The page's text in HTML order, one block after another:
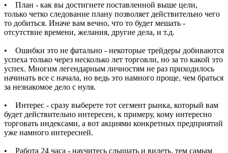
• План - как вы достигнете поставленной выше цели,
только четко следование плану позволяет действительно чего
то добиться. Иначе вам вечно, что то будет мешать -
отсутствие времени, желания, другие дела, и т.д.
• Ошибки это не фатально - некоторые трейдеры добиваются
успеха только через несколько лет торговли, но за то какой это
успех. Многим легендарным личностям не раз приходилось
начинать все с начала, но ведь это намного проще, чем браться
за незнакомое дело с нуля.
• Интерес - сразу выберете тот сегмент рынка, который вам
будет действительно интересен, к примеру, кому интересно
торговать индексами, а вот акциями конкретных предприятий
уже намного интересней.
• Работа 24 часа - научитесь слышать и видеть, тем самым